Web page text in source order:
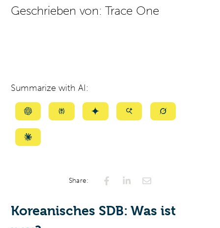
page
language)
Geschrieben von:Trace One
Summarize with AI:
Summarize
ChatGPT
SummarizeSummarizeSummarizeSummarize
Summarize
Share:
Koreanisches SDB: Was ist